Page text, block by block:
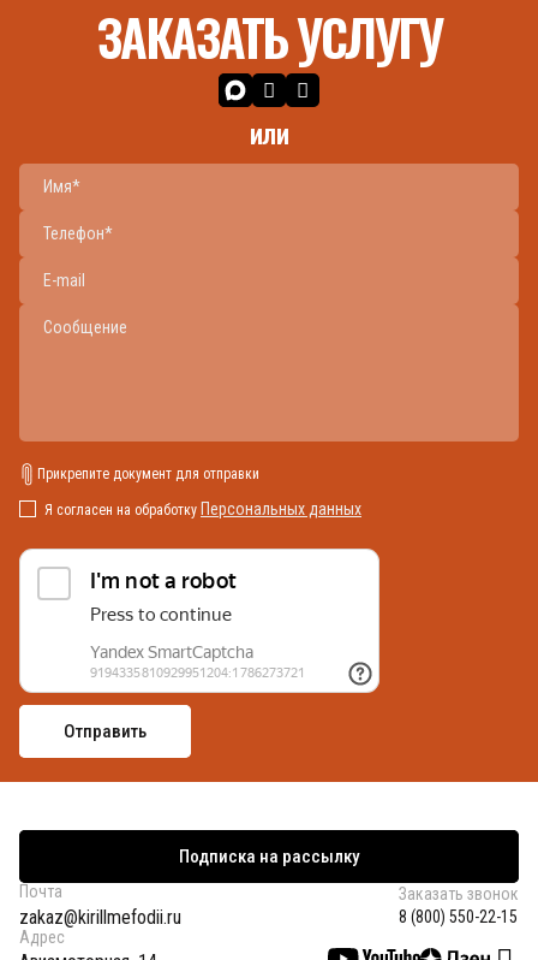
ЗАКАЗАТЬ УСЛУГУ
или
Прикрепите документ для отправки
Я согласен на обработку Персональных данных
Подписка на рассылку
Почта
zakaz@kirillmefodii.ru
Заказать звонок
8 (800) 550-22-15
Адрес